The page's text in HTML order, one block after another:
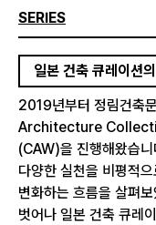
SERIES
일본 건축 큐레이션
2019년부터 정림건축
Architecture
(CAW)을 진행해왔습
다양한 실천을 비평적
변화하는 흐름을 살펴
벗어나 일본 건축 큐레